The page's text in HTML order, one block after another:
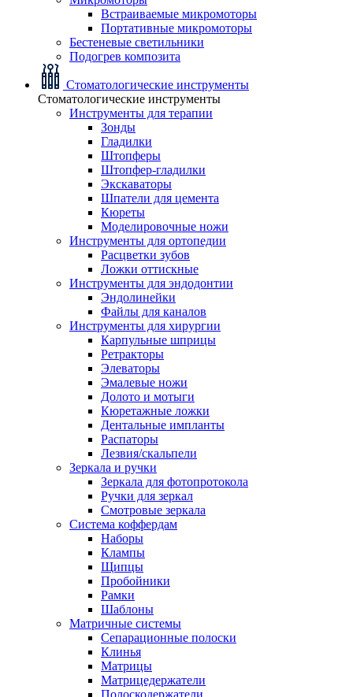
Встраиваемые микромоторы
Портативные микромоторы
Бестеневые светильники
Подогрев композита
Стоматологические инструменты
Стоматологические инструменты
Инструменты для терапии
Зонды
Гладилки
Штопферы
Штопфер-гладилки
Экскаваторы
Шпатели для цемента
Кюреты
Моделировочные ножи
Инструменты для ортопедии
Расцветки зубов
Ложки оттискные
Инструменты для эндодонтии
Эндолинейки
Файлы для каналов
Инструменты для хирургии
Карпульные шприцы
Ретракторы
Элеваторы
Эмалевые ножи
Долото и мотыги
Кюретажные ложки
Дентальные импланты
Распаторы
Лезвия/скальпели
Зеркала и ручки
Зеркала для фотопротокола
Ручки для зеркал
Смотровые зеркала
Система коффердам
Наборы
Клампы
Щипцы
Пробойники
Рамки
Шаблоны
Матричные системы
Сепарационные полоски
Клинья
Матрицы
Матрицедержатели
Полоскодержатели